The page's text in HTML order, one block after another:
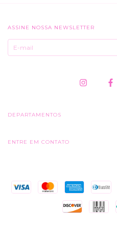
ASSINE NOSSA NEWSLETTER
DEPARTAMENTOS
ENTRE EM CONTATO